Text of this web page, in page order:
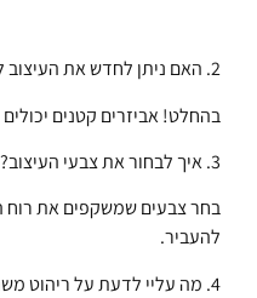
2. האם ניתן לחדש את העיצוב ללא שיפוץ מסיבי?
בהחלט! אביזרים קטנים
3. איך לבחור את צבעי העיצוב?
בחר צבעים שמשקפים את
להעביר.
4. מה עליי לדעת על ריהוט משרדי?